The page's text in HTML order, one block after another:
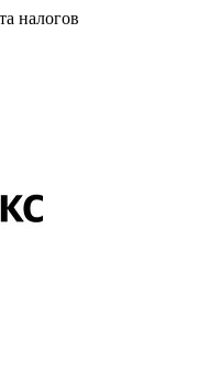
налогов